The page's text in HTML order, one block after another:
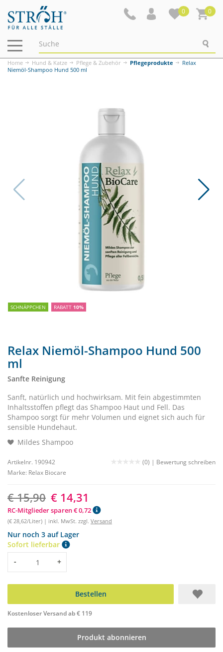
0 0
Navigation
ein-/ausblenden
Home Hund & Katze Pflege & Zubehör Pflegeprodukte
Relax
Niemöl-Shampoo Hund 500 ml
SCHNÄPPCHEN RABATT 10%
Relax Niemöl-Shampoo Hund 500
ml
Sanfte Reinigung
Sanft, natürlich und hochwirksam. Mit fein abgestimmten
Inhaltsstoffen pflegt das Shampoo Haut und Fell. Das
Shampoo sorgt für mehr Volumen und eignet sich auch für
sensible Hundehaut.
Mildes Shampoo
Artikelnr. 190942 (0) | Bewertung schreiben
Marke: Relax Biocare
€ 15,90 € 14,31
RC-Mitglieder sparen € 0,72
(€ 28,62/Liter) | inkl. MwSt. zzgl. Versand
Nur noch 3 auf Lager
Sofort lieferbar
Menge
- +
Bestellen
Kostenloser Versand ab € 119
Produkt abonnieren